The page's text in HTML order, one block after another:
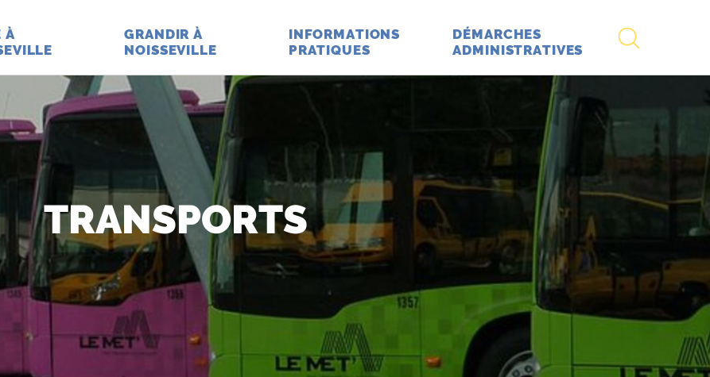
À
GRANDIR À
NOISSEVILLE
INFORMATIONS
PRATIQUES
DÉMARCHES
ADMINISTRATIVES
TRANSPORTS